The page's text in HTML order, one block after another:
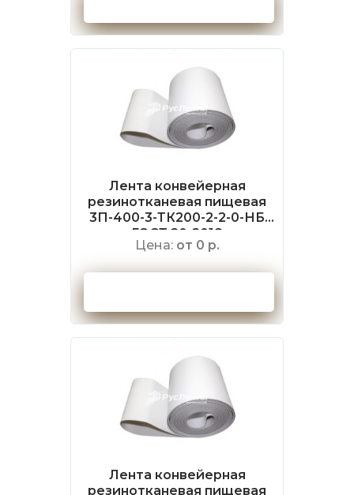
Лента конвейерная
резинотканевая пищевая
3П-400-3-ТК200-2-2-0-НБ
ГОСТ 20-2018
Цена: от 0 р.
Лента конвейерная
резинотканевая пищевая